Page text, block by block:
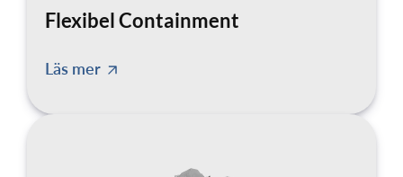
Flexibel Containment
Läs mer